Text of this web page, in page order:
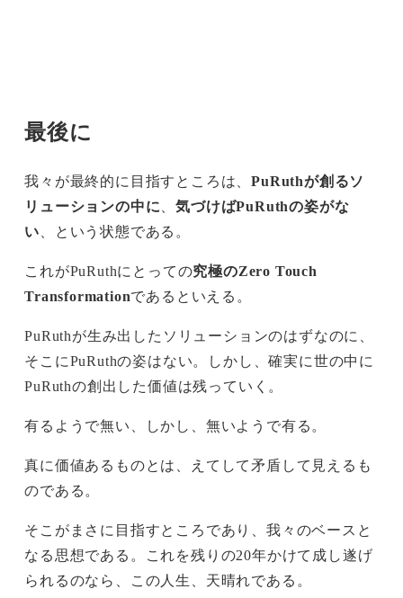
最後に
我々が最終的に目指すところは、PuRuthが創るソ
リューションの中に 、気づけばPuRuthの姿がな
い 、という状態である。
これがPuRuthにとっての究極のZero Touch
Transformationであるといえる。
PuRuthが生み出したソリューションのはずなのに、
そこにPuRuthの姿はない。しかし、確実に世の中に
PuRuthの創出した価値は残っていく。
有るようで無い、しかし、無いようで有る。
真に価値あるものとは、えてして矛盾して見えるも
のである。
そこがまさに目指すところであり、我々のベースと
なる思想である。これを残りの20年かけて成し遂げ
られるのなら、この人生、天晴れである。